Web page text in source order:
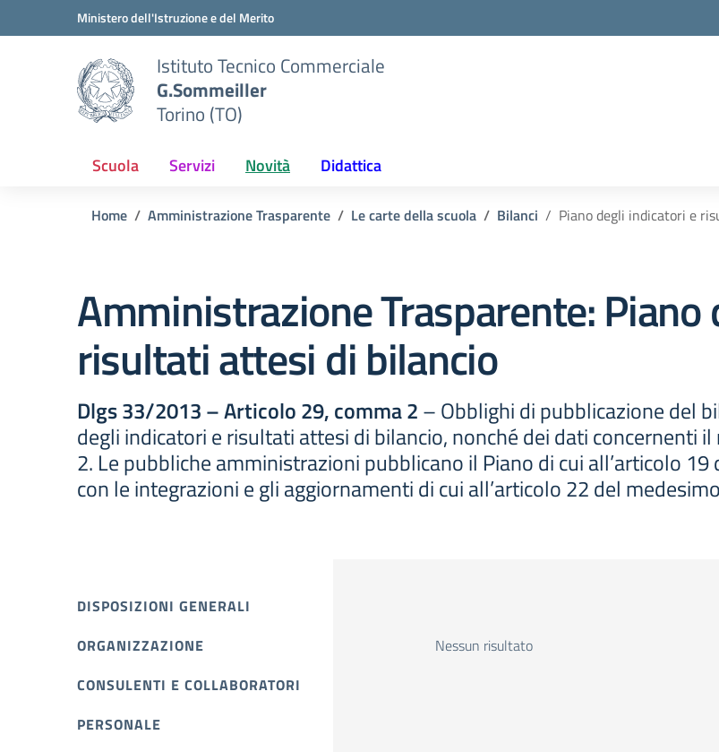
Vai ai contenuti
Vai al menu di navigazioneMinistero dell'Istruzione e del Merito
Istituto Tecnico Commerciale
G.Sommeiller
Torino (TO)
Scuola Servizi Novità Didattica
Home Amministrazione Trasparente Le carte della scuola Bilanci Piano degli indicatori e
Amministrazione Trasparente:Piano
risultati attesi di bilancio
Dlgs 33/2013 – Articolo 29, comma 2– Obblighi di pubblicazione del
degli indicatori e risultati attesi di bilancio, nonché dei dati concernenti
2. Le pubbliche amministrazioni pubblicano il Piano di cui all’articolo
con le integrazioni e gli aggiornamenti di cui all’articolo 22 del
DISPOSIZIONI GENERALI
ORGANIZZAZIONE
CONSULENTI E COLLABORATORI
PERSONALE
Nessun risultato